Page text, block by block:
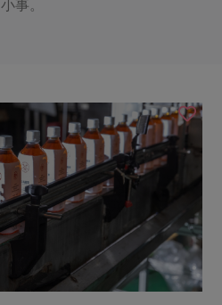
蕈菇類
乳製品
米麵雜糧
一籃菜真心話
合作聯合國
生活提案
親子食育
小事。